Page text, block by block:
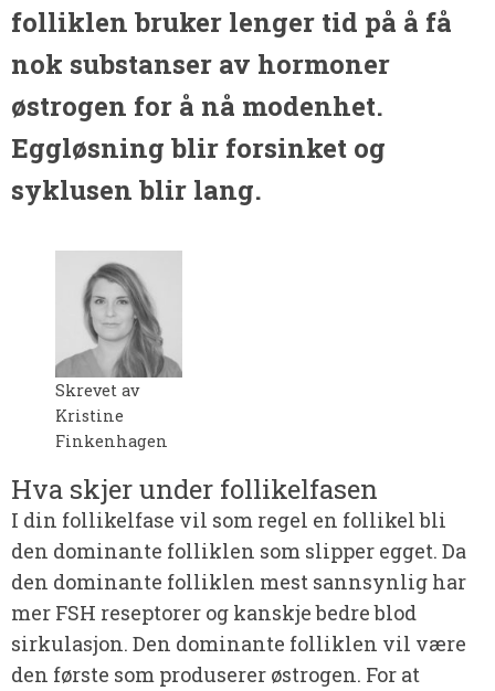
folliklen bruker lenger tid på å få
nok substanser av hormoner
østrogen for å nå modenhet.
Eggløsning blir forsinket og
syklusen blir lang.
Skrevet av
Kristine
Finkenhagen
Hva skjer under follikelfasen
I din follikelfase vil som regel en follikel bli
den dominante folliklen som slipper egget. Da
den dominante folliklen mest sannsynlig har
mer FSH reseptorer og kanskje bedre blod
sirkulasjon. Den dominante folliklen vil være
den første som produserer østrogen. For at